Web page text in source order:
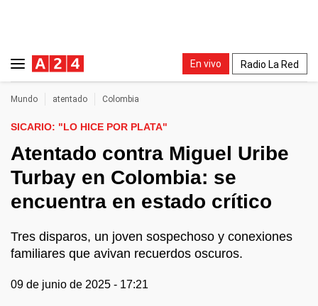
En vivo Radio La Red
Mundo atentado Colombia
SICARIO: "LO HICE POR PLATA"
Atentado contra Miguel Uribe
Turbay en Colombia: se
encuentra en estado crítico
Tres disparos, un joven sospechoso y conexiones
familiares que avivan recuerdos oscuros.
09 de junio de 2025 - 17:21